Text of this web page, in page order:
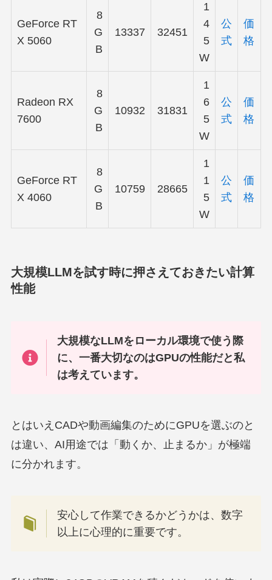
GeForce RT
X 5060
8
G
B
13337 32451
1
4
5
W
公
式
価
格
Radeon RX
7600
8
G
B
10932 31831
1
6
5
W
公
式
価
格
GeForce RT
X 4060
8
G
B
10759 28665
1
1
5
W
公
式
価
格
大規模LLMを試す時に押さえておきたい計算
性能
大規模なLLMをローカル環境で使う際
に、一番大切なのはGPUの性能だと私
は考えています。
とはいえCADや動画編集のためにGPUを選ぶのと
は違い、AI用途では「動くか、止まるか」が極端
に分かれます。
安心して作業できるかどうかは、数字
以上に心理的に重要です。